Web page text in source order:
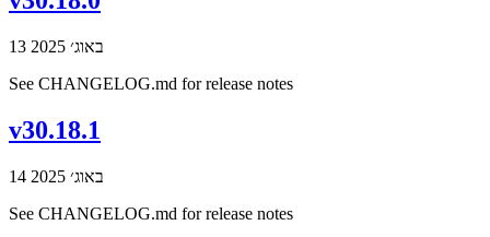
13 באוג׳ 2025
See CHANGELOG.md for release notes
v30.18.1
14 באוג׳ 2025
See CHANGELOG.md for release notes